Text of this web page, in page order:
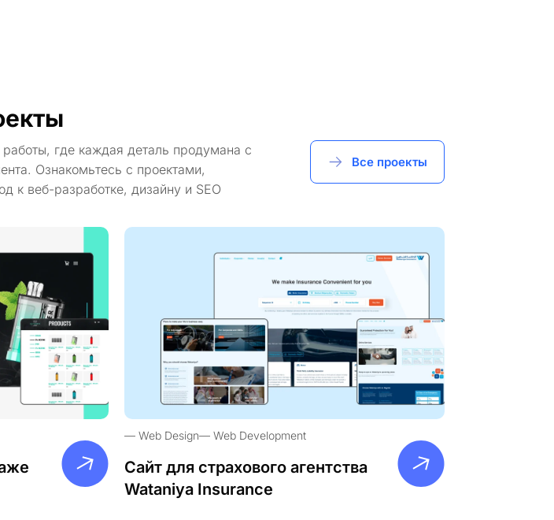
где каждая деталь продумана с
Ознакомьтесь с проектами,
к веб-разработке, дизайну и SEO
Все проекты
Web Design Web Development
Сайт для страхового агентства
Wataniya Insurance